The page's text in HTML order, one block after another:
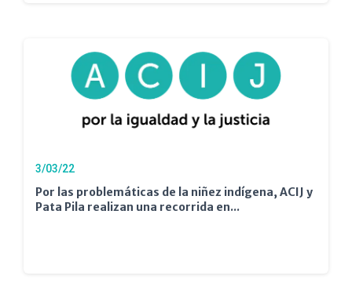
3/03/22
Por las problemáticas de la niñez indígena, ACIJ y
Pata Pila realizan una recorrida en...